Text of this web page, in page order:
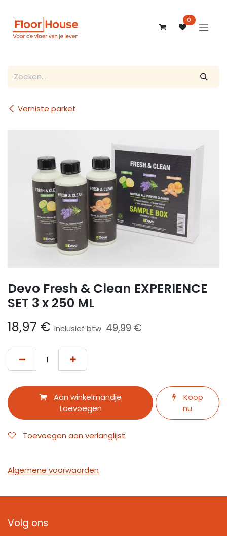
0
Verniste parket
Devo Fresh & Clean EXPERIENCE
SET 3 x 250 ML
18,97 € Inclusief btw 49,99€
Aan winkelmandje
toevoegen
Koop
nu
Toevoegen aan verlanglijst
Algemene voorwaarden
Volg ons